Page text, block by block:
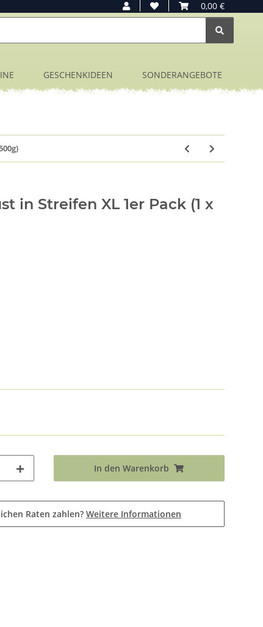
0,00 €
GESCHENKIDEEN SONDERANGEBOTE
in Streifen XL 1er Pack (1 x
In den Warenkorb
Raten zahlen? Weitere Informationen